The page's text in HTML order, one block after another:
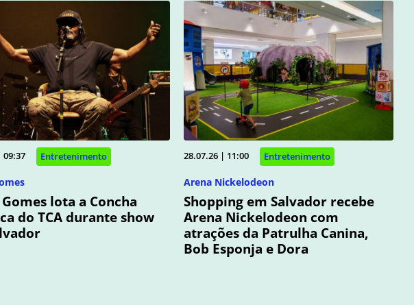
09:37 Entretenimento
lota a Concha
do TCA durante show
28.07.26 | 11:00 Entretenimento
Arena Nickelodeon
Shopping em Salvador recebe
Arena Nickelodeon com
atrações da Patrulha Canina,
Bob Esponja e Dora